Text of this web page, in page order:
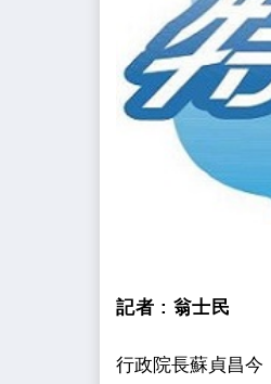
記者 : 翁士民
行政院長蘇貞昌今